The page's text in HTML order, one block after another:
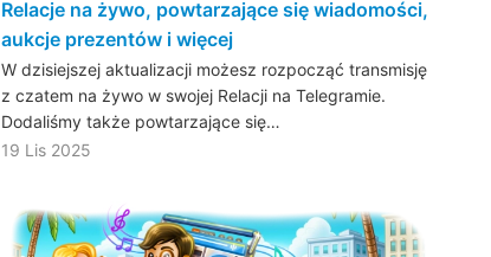
Relacje na żywo, powtarzające się wiadomości,
aukcje prezentów i więcej
W dzisiejszej aktualizacji możesz rozpocząć transmisję
z czatem na żywo w swojej Relacji na Telegramie.
Dodaliśmy także powtarzające się…
19 Lis 2025